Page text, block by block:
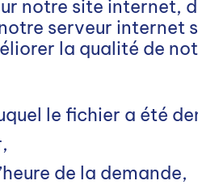
notre site internet,
serveur internet
la qualité de
le fichier a été
de la demande,